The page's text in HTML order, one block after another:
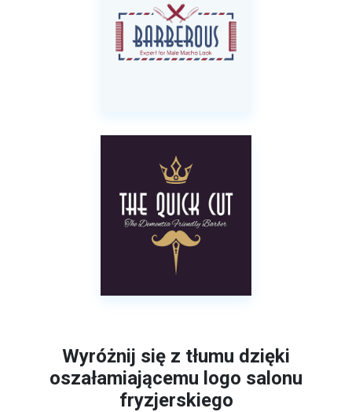
Wyróżnij się z tłumu dzięki
oszałamiającemu logo salonu
fryzjerskiego